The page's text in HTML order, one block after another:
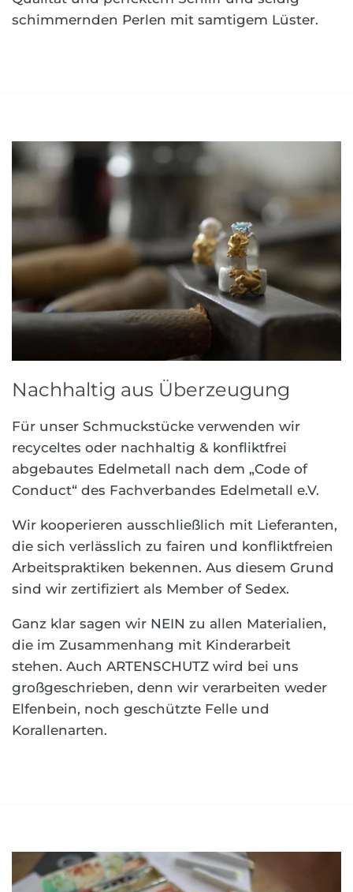
schimmernden Perlen mit samtigem Lüster.
Nachhaltig aus Überzeugung
Für unser Schmuckstücke verwenden wir
recyceltes oder nachhaltig & konfliktfrei
abgebautes Edelmetall nach dem „Code of
Conduct“ des Fachverbandes Edelmetall e.V.
Wir kooperieren ausschließlich mit Lieferanten,
die sich verlässlich zu fairen und konfliktfreien
Arbeitspraktiken bekennen. Aus diesem Grund
sind wir zertifiziert als Member of Sedex.
Ganz klar sagen wir NEIN zu allen Materialien,
die im Zusammenhang mit Kinderarbeit
stehen. Auch ARTENSCHUTZ wird bei uns
großgeschrieben, denn wir verarbeiten weder
Elfenbein, noch geschützte Felle und
Korallenarten.